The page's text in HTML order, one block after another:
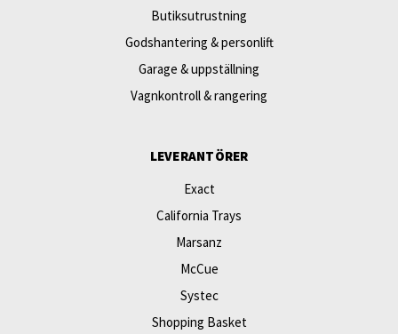
Butiksutrustning
Godshantering & personlift
Garage & uppställning
Vagnkontroll & rangering
LEVERANTÖRER
Exact
California Trays
Marsanz
McCue
Systec
Shopping Basket